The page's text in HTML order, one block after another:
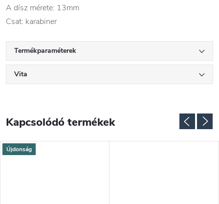
A dísz mérete: 13mm
Csat: karabiner
Termékparaméterek
Vita
Kapcsolódó termékek
Újdonság